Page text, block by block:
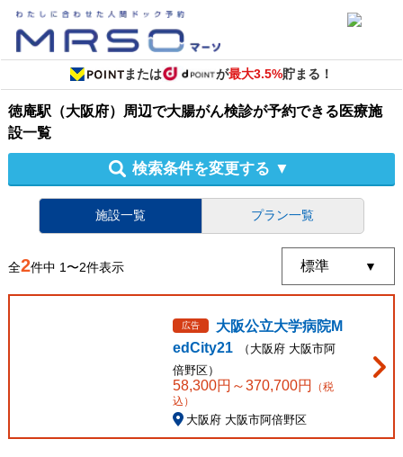
または が最大3.5%貯まる！
徳庵駅（大阪府）周辺で大腸がん検診が予約できる医療施
設一覧
検索条件を変更する ▼
施設一覧 プラン一覧
全2件中 1〜2件表示
広告
大阪公立大学病院M
edCity21
（ 大阪府 大阪市阿
倍野区）
58,300円～370,700円
（税
込）
大阪府 大阪市阿倍野区